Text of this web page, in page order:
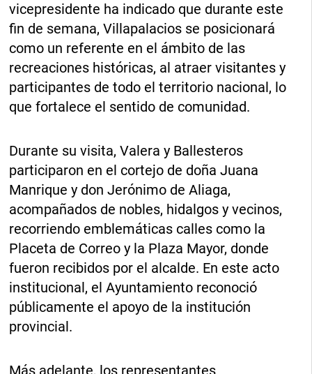
vicepresidente ha indicado que durante este
fin de semana, Villapalacios se posicionará
como un referente en el ámbito de las
recreaciones históricas, al atraer visitantes y
participantes de todo el territorio nacional, lo
que fortalece el sentido de comunidad.
Durante su visita, Valera y Ballesteros
participaron en el cortejo de doña Juana
Manrique y don Jerónimo de Aliaga,
acompañados de nobles, hidalgos y vecinos,
recorriendo emblemáticas calles como la
Placeta de Correo y la Plaza Mayor, donde
fueron recibidos por el alcalde. En este acto
institucional, el Ayuntamiento reconoció
públicamente el apoyo de la institución
provincial.